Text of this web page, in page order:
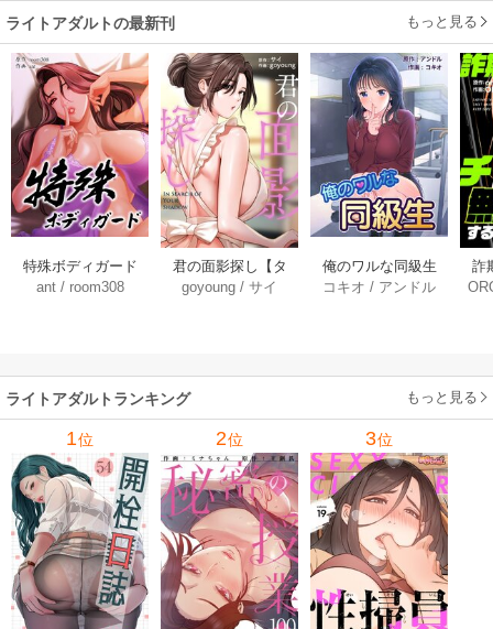
ライトアダルトの最新刊 もっと見る
特殊ボディガード
【タテヨミ】 45巻
ant/ room308
君の面影探し【タ
テヨミ】 39巻
goyoung /サイ
俺のワルな同級生
【タテヨミ】 235巻
コキオ / アンドル
詐
ー
ライトアダルトランキング もっと見る
1位 2位 3位